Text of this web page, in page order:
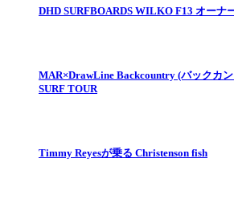
DHD SURFBOARDS WILKO F13 オーナ
MAR×DrawLine Backcountry​ (バックカ
SURF TOUR
Timmy Reyesが乗る Christenson fish